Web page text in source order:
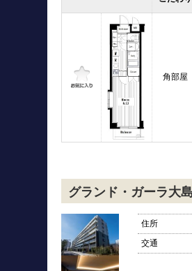
角部屋
グランド・ガーラ大
住所
交通